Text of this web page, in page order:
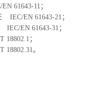
61643-11；
IEC/EN 61643-21；
EN 61643-31；
；
。